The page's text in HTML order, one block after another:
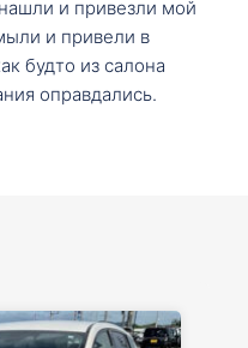
и привезли мой
и привели в
будто из салона
оправдались.